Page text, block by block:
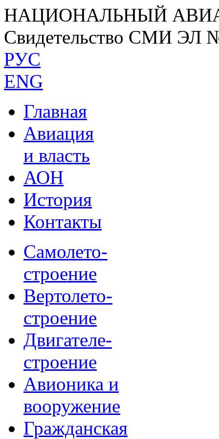
НАЦИОНАЛЬНЫЙ
Свидетельство СМИ ЭЛ
РУС
ENG
Главная
Авиация
и власть
АОН
История
Контакты
Самолето-
строение
Вертолето-
строение
Двигателе-
строение
Авионика и
вооружение
Гражданская